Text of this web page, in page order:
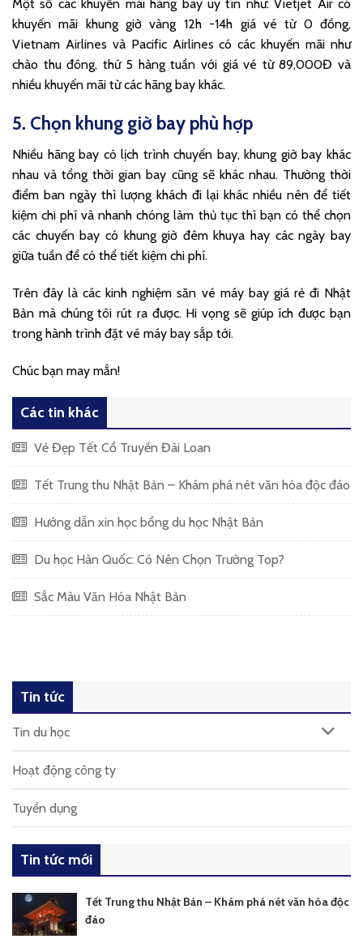
Một số các khuyến mãi hãng bay uy tín như: Vietjet Air có
khuyến mãi khung giờ vàng 12h -14h giá vé từ 0 đồng,
Vietnam Airlines và Pacific Airlines có các khuyến mãi như
chào thu đông, thứ 5 hàng tuần với giá vé từ 89,000Đ và
nhiều khuyến mãi từ các hãng bay khác.
5. Chọn khung giờ bay phù hợp
Nhiều hãng bay có lịch trình chuyến bay, khung giờ bay khác
nhau và tổng thời gian bay cũng sẽ khác nhau. Thường thời
điểm ban ngày thì lượng khách đi lại khác nhiều nên để tiết
kiệm chi phí và nhanh chóng làm thủ tục thì bạn có thể chọn
các chuyến bay có khung giờ đêm khuya hay các ngày bay
giữa tuần để có thể tiết kiệm chi phí.
Trên đây là các kinh nghiệm săn vé máy bay giá rẻ đi Nhật
Bản mà chúng tôi rút ra được. Hi vọng sẽ giúp ích được bạn
trong hành trình đặt vé máy bay sắp tới.
Chúc bạn may mắn!
Các tin khác
Vẻ Đẹp Tết Cổ Truyền Đài Loan
Tết Trung thu Nhật Bản – Khám phá nét văn hóa độc đáo
Hướng dẫn xin học bổng du học Nhật Bản
Du học Hàn Quốc: Có Nên Chọn Trường Top?
Sắc Màu Văn Hóa Nhật Bản
Tin tức
Tin du học
Hoạt động công ty
Tuyển dụng
Tin tức mới
Tết Trung thu Nhật Bản – Khám phá nét văn hóa độc
đáo